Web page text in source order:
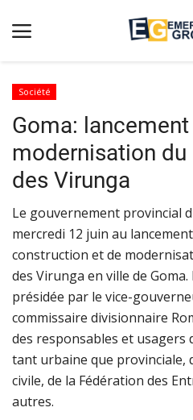
Accueil
Contact
Emergence
Galerie
Terms & Conditions
Nos Publications
Magazine
Partenaires
Connexion
Société
Goma:
modernisation
des Virunga
Le gouvernement provincial
mercredi 12 juin au
construction et de
des Virunga en ville de
présidée par le vice-
commissaire divisionnaire
des responsables et usagers
tant urbaine que provinciale,
civile, de la Fédération des
autres.